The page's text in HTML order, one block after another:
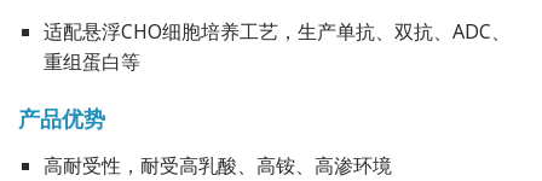
适配悬浮CHO细胞培养工艺，生产单抗、双抗、ADC、
重组蛋白等
产品优势
高耐受性，耐受高乳酸、高铵、高渗环境